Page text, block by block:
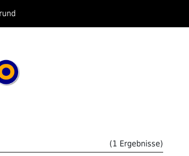
(1 Ergebnisse)